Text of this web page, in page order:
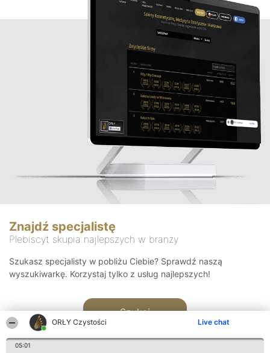
ORŁY Czystości Live chat
05:01
Znajdź specjalistę
Plebiscyt skupia najlepszych w branży
Szukasz specjalisty w pobliżu Ciebie? Sprawdź naszą
wyszukiwarkę. Korzystaj tylko z usług najlepszych!
Szukaj